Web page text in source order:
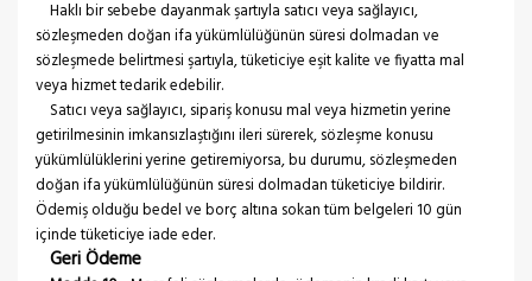
Haklı bir sebebe dayanmak şartıyla satıcı veya sağlayıcı,
sözleşmeden doğan ifa yükümlülüğünün süresi dolmadan ve
sözleşmede belirtmesi şartıyla, tüketiciye eşit kalite ve fiyatta mal
veya hizmet tedarik edebilir.
Satıcı veya sağlayıcı, sipariş konusu mal veya hizmetin yerine
getirilmesinin imkansızlaştığını ileri sürerek, sözleşme konusu
yükümlülüklerini yerine getiremiyorsa, bu durumu, sözleşmeden
doğan ifa yükümlülüğünün süresi dolmadan tüketiciye bildirir.
Ödemiş olduğu bedel ve borç altına sokan tüm belgeleri 10 gün
içinde tüketiciye iade eder.
Geri Ödeme